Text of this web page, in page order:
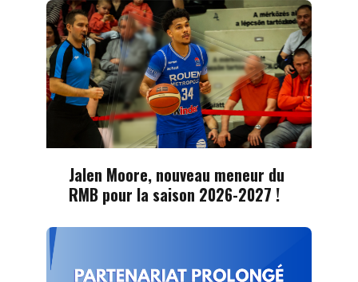
Jalen Moore, nouveau meneur du
RMB pour la saison 2026-2027 !